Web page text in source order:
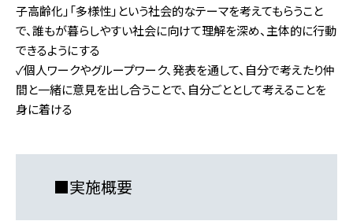
子高齢化」「多様性」という社会的なテーマを考えてもらうこと
で、誰もが暮らしやすい社会に向けて理解を深め、主体的に行動
できるようにする
✓個人ワークやグループワーク、発表を通して、自分で考えたり仲
間と一緒に意見を出し合うことで、自分ごととして考えることを
身に着ける
■実施概要